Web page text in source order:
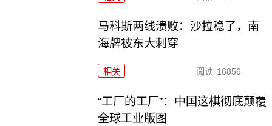
马科斯两线溃败：沙拉稳了，南
海牌被东大刺穿
相关 阅读 16856
“工厂的工厂”：中国这棋彻底颠覆
全球工业版图